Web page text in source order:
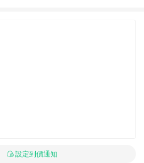
設定到價通知